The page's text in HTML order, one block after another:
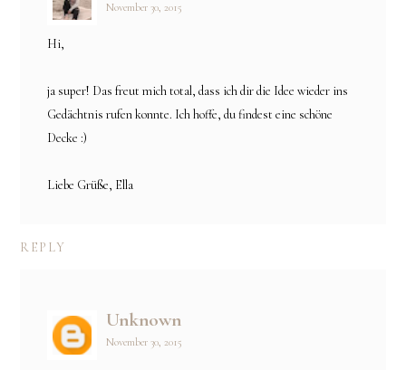
November 30, 2015
Hi,
ja super! Das freut mich total, dass ich dir die Idee wieder ins
Gedächtnis rufen konnte. Ich hoffe, du findest eine schöne
Decke :)
Liebe Grüße, Ella
REPLY
Unknown
November 30, 2015